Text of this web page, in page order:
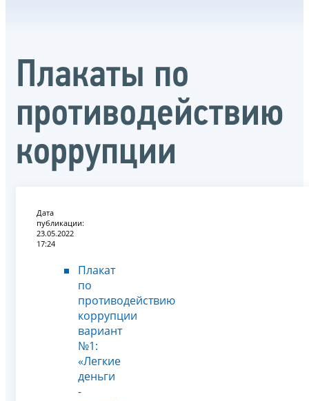
Плакаты по
противодействию
коррупции
Дата
публикации:
23.05.2022
17:24
Плакат
по
противодействию
коррупции
вариант
№1:
«Легкие
деньги
-